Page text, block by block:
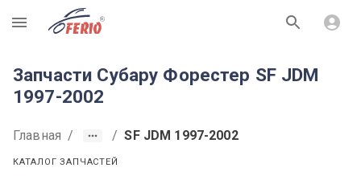
R
Запчасти Субару Форестер SF JDM
1997-2002
Главная / / SF JDM 1997-2002
КАТАЛОГ ЗАПЧАСТЕЙ